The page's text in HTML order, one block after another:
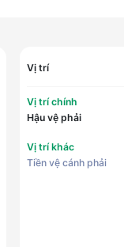
Vị trí
Vị trí chính
Hậu vệ phải
Vị trí khác
Tiền vệ cánh phải